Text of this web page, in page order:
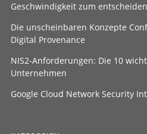
Geschwindigkeit zum
Die unscheinbaren Konzepte
Digital Provenance
NIS2-Anforderungen: Die 10
Unternehmen
Google Cloud Network Security